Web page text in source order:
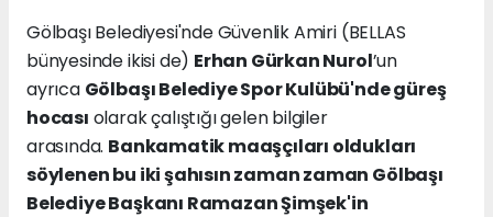
Gölbaşı Belediyesi'nde Güvenlik Amiri (BELLAS
bünyesinde ikisi de) Erhan Gürkan Nurol’un
ayrıca Gölbaşı Belediye Spor Kulübü'nde güreş
hocası olarak çalıştığı gelen bilgiler
arasında. Bankamatik maaşçıları oldukları
söylenen bu iki şahısın zaman zaman Gölbaşı
Belediye Başkanı Ramazan Şimşek'in